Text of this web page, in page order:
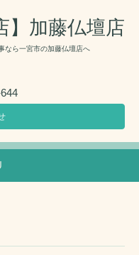
】加藤仏壇店
ら一宮市の加藤仏壇店へ